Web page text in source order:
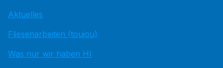
Aktuelles
Fliesenarbeiten (toujou)
Was nur wir haben HI